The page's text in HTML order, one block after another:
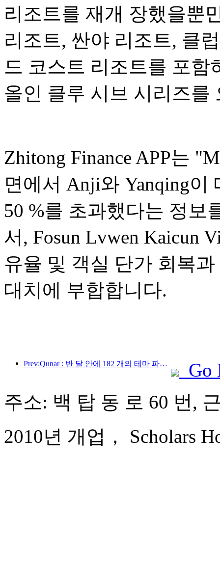
리조트를 재개 장했을뿐
리조트, 싼야 리조트, 클
드 코스트 리조트를 포
올인 클루 시브 시리즈를
Zhitong Finance APP는
면에서 Anji와 Yanqing
50 %를 초과했다는 정보
서, Fosun Lvwen Kaicun
유율 및 객실 단가 회복
대치에 부합합니다.
Prev:Qunar : 반 달 안에 182 개의 테마 파크가 다시 시작되었습니다
Go
주소: 백 탑 동 로 60 번,
2010년 개업， Scholars